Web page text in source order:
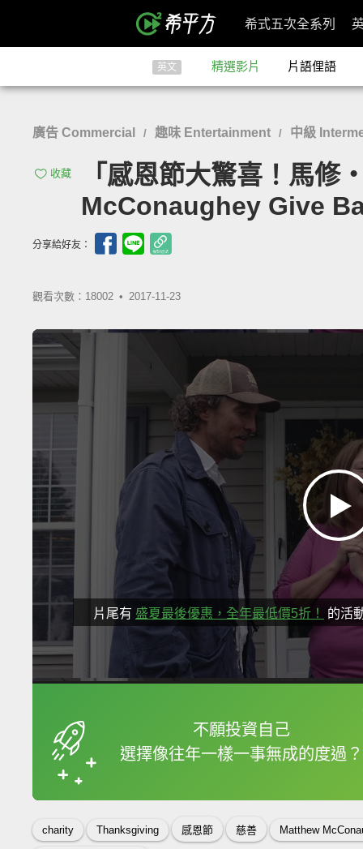
希式五次全系列
英文 精選影片 片語俚語
廣告 Commercial / 趣味 Entertainment / 中級
收藏
「感恩節大驚喜！馬
McConaughey Give
分享給好友：
觀看次數：18002 • 2017-11-23
片尾有 盛夏最後優惠，全年最低價5折！ 的活
不願投資自己
選擇像往年一樣一事無成的度過？
框選或點兩下字幕可
charity Thanksgiving 感恩節 慈善 Matthew